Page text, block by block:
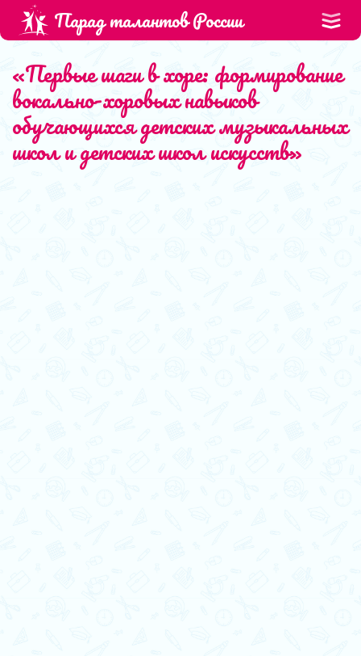
Парад талантов России
«Первые шаги в хоре: формирование
вокально-хоровых навыков
обучающихся детских музыкальных
школ и детских школ искусств»